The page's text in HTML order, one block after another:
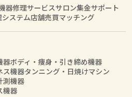
器修理サービスサロン集金サポート
ステム店舗売買マッチング
器ボディ・痩身・引き締め機器
ス機器タンニング・日焼けマシン
測機器
機器